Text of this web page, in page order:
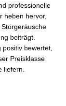
professionelle
heben hervor,
beiträgt.
bewertet,
Preisklasse
liefern.